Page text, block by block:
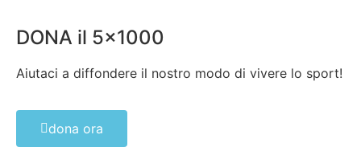
DONA il 5x1000
Aiutaci a diffondere il nostro modo di vivere lo sport!
dona ora